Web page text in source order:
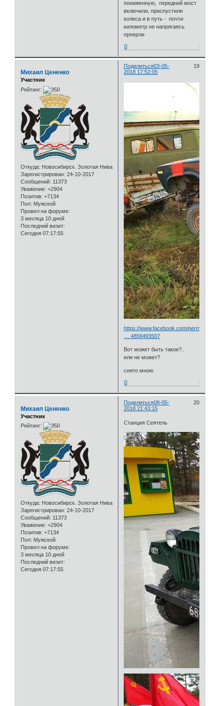
пониженную, передний мост
включили, приспустили
колеса и в путь - почти
километр не напрягаясь
прперли
0
Поделиться 19
03-05-
2018 17:52:05
Михаил Цененко
Участник
Рейтинг:
Откуда: Новосибирск. Золотая Нива
Зарегистрирован: 24-10-2017
Сообщений: 11373
Уважение: +2904
Позитив: +7134
Пол: Мужской
Провел на форуме:
3 месяца 10 дней
Последний визит:
Сегодня 07:17:55
https://www.facebook.com/
… 4859493507
Вот может быть такое?..
или не может?
снято мною
0
Поделиться 20
08-05-
2018 21:43:15
Михаил Цененко
Участник
Рейтинг:
Откуда: Новосибирск. Золотая Нива
Зарегистрирован: 24-10-2017
Сообщений: 11373
Уважение: +2904
Позитив: +7134
Пол: Мужской
Провел на форуме:
3 месяца 10 дней
Последний визит:
Сегодня 07:17:55
Станция Сеятель